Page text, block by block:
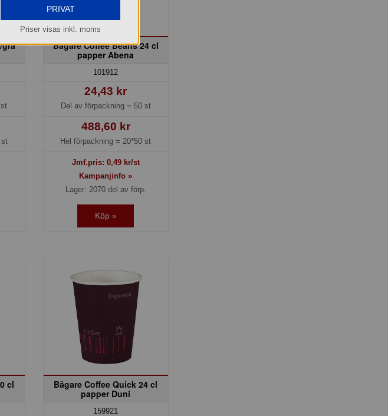
grå
st
Bägare Coffee Beans 24 cl
papper Abena
101912
24,43 kr
Del av förpackning = 50 st
488,60 kr
Hel förpackning = 20*50 st
Jmf.pris: 0,49kr/st
Kampanjinfo »
Lager: 2070 del av förp.
Köp »
cl
Bägare Coffee Quick 24 cl
papper Duni
159921
PRIVAT
Priser visas inkl. moms